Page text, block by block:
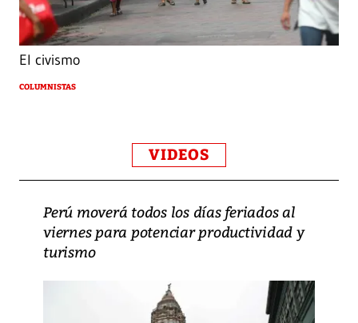
El civismo
COLUMNISTAS
VIDEOS
Perú moverá todos los días feriados al
viernes para potenciar productividad y
turismo